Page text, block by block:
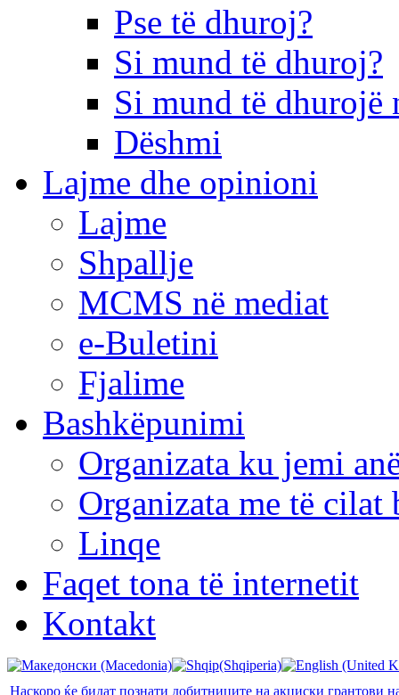
Pse të dhuroj?
Si mund të dhuroj?
Si mund të dhurojë
Dëshmi
Lajme dhe opinioni
Lajme
Shpallje
MCMS në mediat
e-Buletini
Fjalime
Bashkëpunimi
Organizata ku jemi
Organizata me të cilat
Linqe
Faqet tona të internetit
Kontakt
Наскоро ќе бидат познати добитниците на акциски грантови